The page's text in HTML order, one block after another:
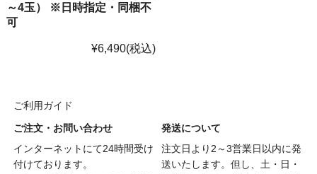
～4玉） ※日時指定・同梱不
可
¥6,490(税込)
ご利用ガイド
ご注文・お問い合わせ
インターネットにて24時間受け
付けております。
発送について
注文日より2～3営業日以内に発
送いたします。但し、土・日・